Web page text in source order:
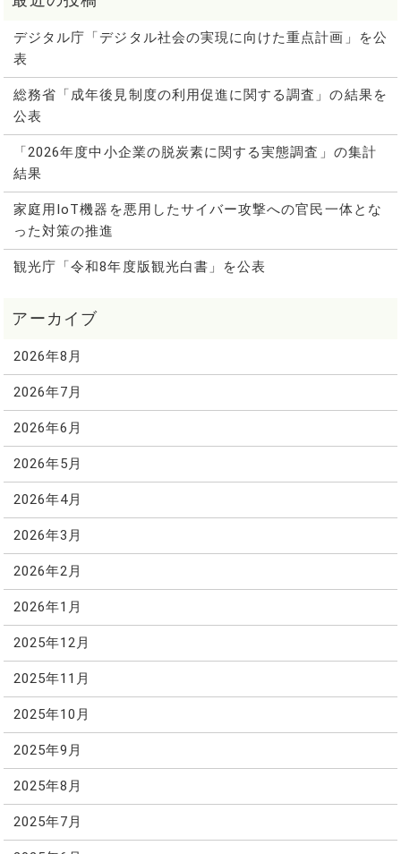
デジタル庁「デジタル社会の実現に向けた重点計画」を公
表
総務省「成年後見制度の利用促進に関する調査」の結果を
公表
「2026年度中小企業の脱炭素に関する実態調査」の集計
結果
家庭用IoT機器を悪用したサイバー攻撃への官民一体とな
った対策の推進
観光庁「令和8年度版観光白書」を公表
2026年8月
2026年7月
2026年6月
2026年5月
2026年4月
2026年3月
2026年2月
2026年1月
2025年12月
2025年11月
2025年10月
2025年9月
2025年8月
2025年7月